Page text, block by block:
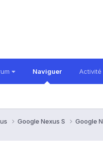
Naviguer Activité
Google Nexus S Google